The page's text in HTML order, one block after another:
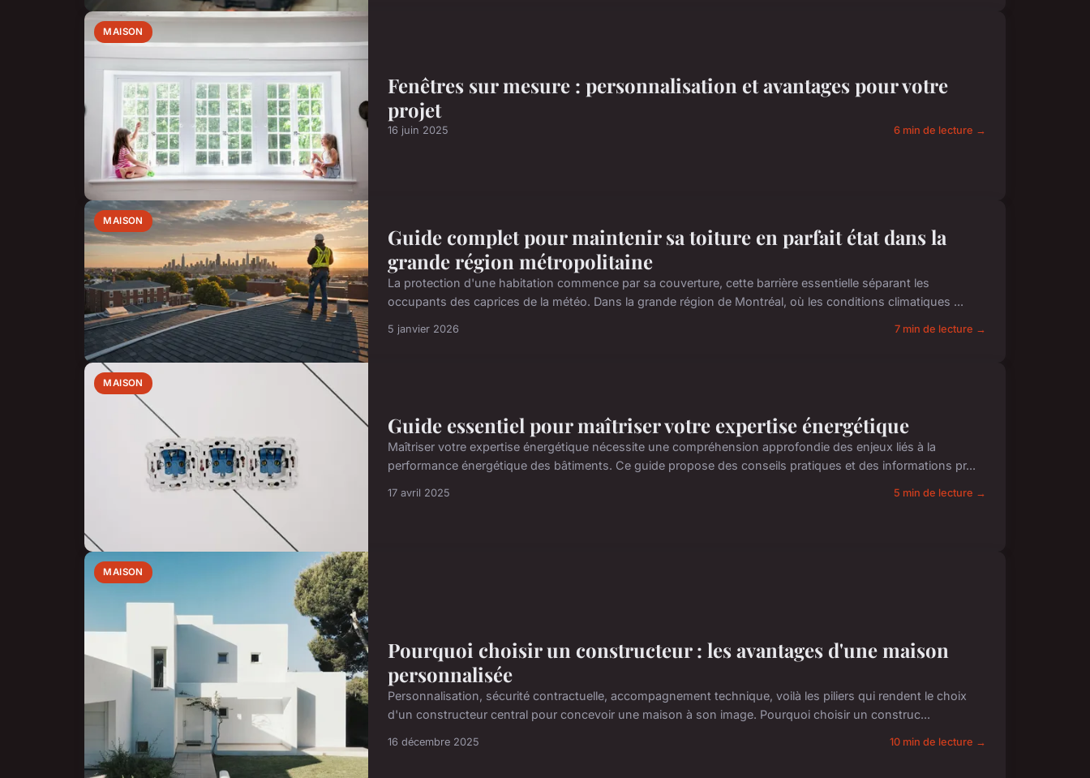
MAISON
Fenêtres sur mesure : personnalisation et avantages pour votre
projet
16 juin 2025 6 min de lecture →
MAISON
Guide complet pour maintenir sa toiture en parfait état dans la
grande région métropolitaine
La protection d'une habitation commence par sa couverture, cette barrière essentielle séparant les
occupants des caprices de la météo. Dans la grande région de Montréal, où les conditions climatiques ...
5 janvier 2026 7 min de lecture →
MAISON
Guide essentiel pour maîtriser votre expertise énergétique
Maîtriser votre expertise énergétique nécessite une compréhension approfondie des enjeux liés à la
performance énergétique des bâtiments. Ce guide propose des conseils pratiques et des informations pr...
17 avril 2025 5 min de lecture →
MAISON
Pourquoi choisir un constructeur : les avantages d'une maison
personnalisée
Personnalisation, sécurité contractuelle, accompagnement technique, voilà les piliers qui rendent le choix
d'un constructeur central pour concevoir une maison à son image. Pourquoi choisir un construc...
16 décembre 2025 10 min de lecture →